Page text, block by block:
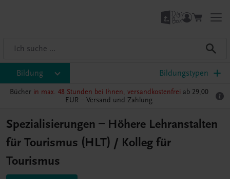
Bildung Bildungstypen
Bücher in max. 48 Stunden bei Ihnen, versandkostenfrei ab 29,00
EUR – Versand und Zahlung
Spezialisierungen – Höhere Lehranstalten
für Tourismus (HLT) / Kolleg für
Tourismus